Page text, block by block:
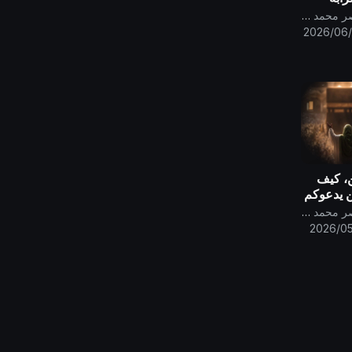
الله قناة الامام المهدي ناصر محمد اليماني
2026/
كيف
يدعوكم
قناة الامام المهدي ناصر محمد اليماني
2026/